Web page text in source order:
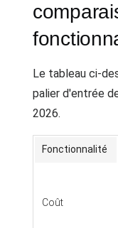
Le tableau ci-
palier d'entrée
2026.
Fonctionnalité
Coût